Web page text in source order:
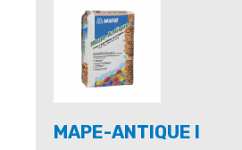
MAPE-ANTIQUE I